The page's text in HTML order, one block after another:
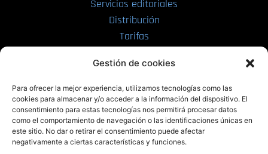
Gestión de cookies
Para ofrecer la mejor experiencia, utilizamos tecnologías como las
cookies para almacenar y/o acceder a la información del dispositivo. El
consentimiento para estas tecnologías nos permitirá procesar datos
como el comportamiento de navegación o las identificaciones únicas en
este sitio. No dar o retirar el consentimiento puede afectar
negativamente a ciertas características y funciones.
Servicios editoriales
Distribución
Tarifas
PRL | Films
PRL | Play
PRL | LAB